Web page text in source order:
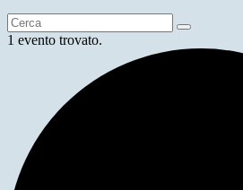
1 evento trovato.